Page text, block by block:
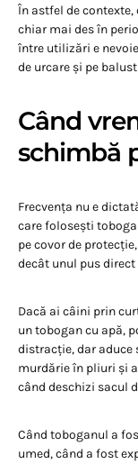
În astfel de
chiar mai des în
între utilizări e
de urcare și pe
Când
schimbă
Frecvența nu e
care folosești
pe covor de
decât unul pus
Dacă ai câini prin
un tobogan cu apă,
distracție, dar aduce
murdărie în pliuri și
când deschizi sacul
Când toboganul a
umed, când a fost